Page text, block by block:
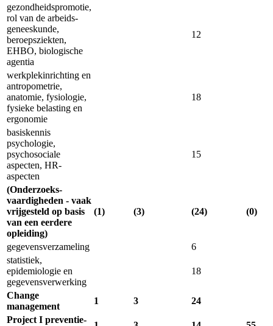
gezondheidspromotie,
rol van de arbeids­
geneeskunde,
beroeps­ziekten,
EHBO, biologische
agentia
12
werkplek­inrichting en
antropo­metrie,
anatomie, fysiologie,
fysieke belasting en
ergonomie
18
basiskennis
psychologie,
psychosociale
aspecten, HR-
aspecten
15
(Onderzoeks­
vaardigheden - vaak
vrijgesteld op basis
van een eerdere
opleiding)
(1) (3) (24) (0)
gegevens­verzameling
6
statistiek,
epidemiologie en
gegevens­verwerking
18
Change
management
1 3
24
Project I preventie­